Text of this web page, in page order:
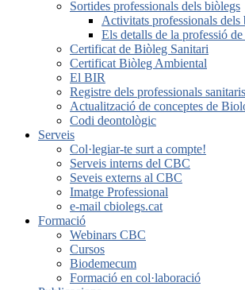
Sortides professionals dels biòlegs
Activitats professionals dels
Els detalls de la professió
Certificat de Biòleg Sanitari
Certificat Biòleg Ambiental
El BIR
Registre dels professionals
Actualització de conceptes de
Codi deontològic
Serveis
Col·legiar-te surt a compte!
Serveis interns del CBC
Seveis externs al CBC
Imatge Professional
e-mail cbiolegs.cat
Formació
Webinars CBC
Cursos
Biodemecum
Formació en col·laboració